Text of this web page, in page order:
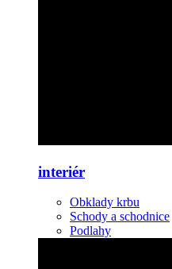
interiér
Obklady krbu
Schody a schodnice
Podlahy